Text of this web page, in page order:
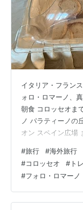
イタリア・フラン
ォロ・ロマーノ、
朝食 コロッセオま
ノ パラティーノの
オン スペイン広場
トレビの泉、パン
前に計画してまし
ローマを観光する
くさんありますの
お勧めしたいです
#旅行 #海外旅行
#コロッセオ # ト
#フォロ・ロマーノ